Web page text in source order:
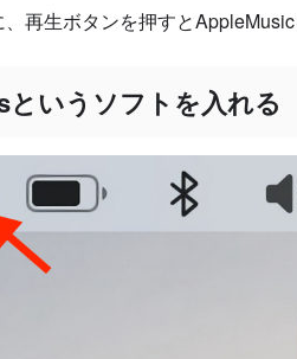
再生ボタンを押すとAppleMusic
というソフトを入れる